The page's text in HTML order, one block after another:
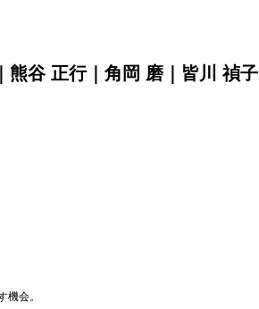
熊谷 正行｜角岡 磨｜皆川 禎子
機会。